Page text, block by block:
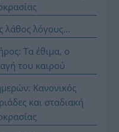
λάθος λόγους…
Τα έθιμα, ο
του καιρού
Κανονικός
και σταδιακή